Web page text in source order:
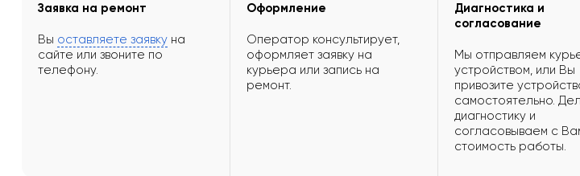
Заявка на ремонт
Вы оставляете заявку на
сайте или звоните по
телефону.
Оформление
Оператор консультирует,
оформляет заявку на
курьера или запись на
ремонт.
Диагностика и
согласование
Мы отправляем
устройством, или Вы
привозите
самостоятельно.
диагностику и
согласовываем с
стоимость работы.